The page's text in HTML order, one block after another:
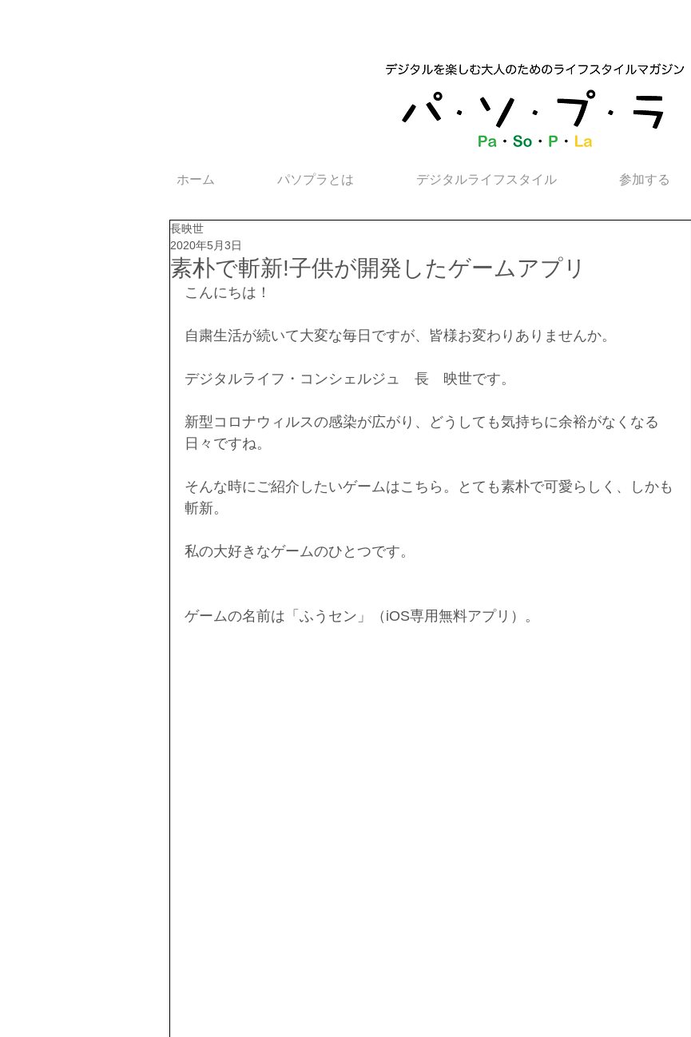
ホーム パソプラとは デジタルライフスタイル 参加する
素朴で斬新!子供が開発したゲームアプリ
長映世
2020年5月3日
こんにちは！
自粛生活が続いて大変な毎日ですが、皆様お変わりありませんか。
デジタルライフ・コンシェルジュ　長　映世です。
新型コロナウィルスの感染が広がり、どうしても気持ちに余裕がなくなる
日々ですね。
そんな時にご紹介したいゲームはこちら。とても素朴で可愛らしく、しかも
斬新。
私の大好きなゲームのひとつです。
ゲームの名前は「ふうセン」（iOS専用無料アプリ）。